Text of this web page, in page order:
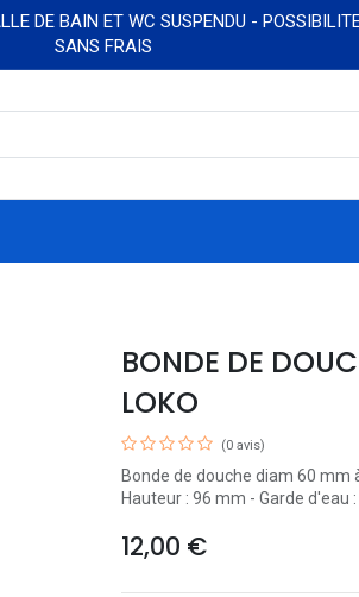
DE BAIN ET WC SUSPENDU -
SANS FRAIS
BONDE DE
LOKO
(0 avis)
Bonde de douche diam 60 mm
Hauteur : 96 mm - Garde d'eau
12,00 €